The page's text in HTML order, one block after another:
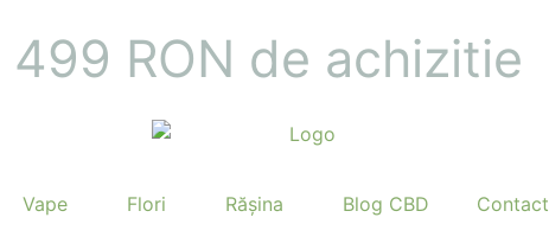
RON de achizitie
Vape Flori Rășina Blog CBD Contact